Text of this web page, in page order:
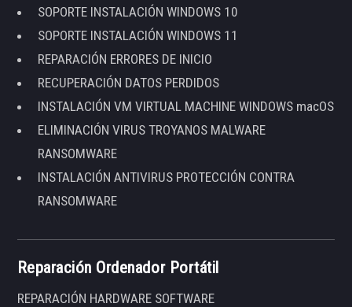
SOPORTE INSTALACIÓN WINDOWS 10
SOPORTE INSTALACIÓN WINDOWS 11
REPARACIÓN ERRORES DE INICIO
RECUPERACIÓN DATOS PERDIDOS
INSTALACIÓN VM VIRTUAL MACHINE WINDOWS macOS
ELIMINACIÓN VIRUS TROYANOS MALWARE
RANSOMWARE
INSTALACIÓN ANTIVIRUS PROTECCIÓN CONTRA
RANSOMWARE
Reparación Ordenador Portátil
REPARACIÓN HARDWARE SOFTWARE